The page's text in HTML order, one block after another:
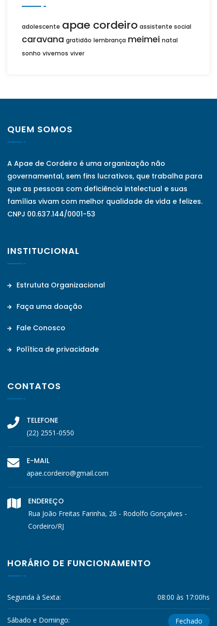
adolescente apae cordeiro assistente social
caravana gratidão lembrança meimei natal
sonho vivemos viver
QUEM SOMOS
A Apae de Cordeiro é uma organização não
governamental, sem fins lucrativos, que trabalha para
que as pessoas com deficiência intelectual e suas
famílias vivam com melhor qualidade de vida e felizes.
CNPJ 00.637.144/0001-53
INSTITUCIONAL
Estrututa Organizacional
Faça uma doação
Fale Conosco
Política de privacidade
CONTATOS
TELEFONE
(22) 2551-0550
E-MAIL
apae.cordeiro@gmail.com
ENDEREÇO
Rua João Freitas Farinha, 26 - Rodolfo Gonçalves -
Cordeiro/RJ
HORÁRIO DE FUNCIONAMENTO
Segunda à Sexta: 08:00 às 17:00hs
Sábado e Domingo: Fechado